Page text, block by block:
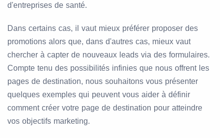
d'entreprises de santé.
Dans certains cas, il vaut mieux préférer proposer des
promotions alors que, dans d'autres cas, mieux vaut
chercher à capter de nouveaux leads via des formulaires.
Compte tenu des possibilités infinies que nous offrent les
pages de destination, nous souhaitons vous présenter
quelques exemples qui peuvent vous aider à définir
comment créer votre page de destination pour atteindre
vos objectifs marketing.